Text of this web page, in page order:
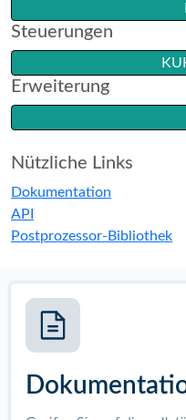
Steuerungen
Erweiterung
Nützliche Links
Dokumentation
API
Postprozessor-Bibliothek